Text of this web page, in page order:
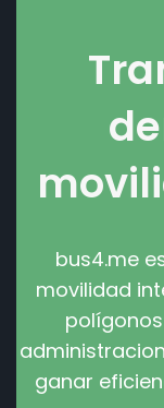
bus4.me
movilidad
ganar